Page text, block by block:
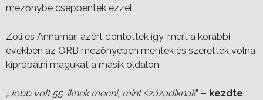
mezőnybe cseppentek ezzel.
Zoli és Annamari azért döntöttek így, mert a korábbi
években az ORB mezőnyében mentek és szerették volna
kipróbálni magukat a másik oldalon.
„Jobb volt 55-iknek menni, mint századiknak” – kezdte